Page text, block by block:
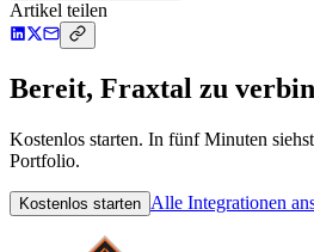
Artikel teilen
Bereit, Fraxtal zu
Kostenlos starten. In fünf Minuten
Portfolio.
Kostenlos starten Alle Integrationen